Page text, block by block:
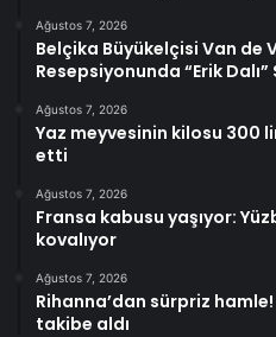
Ağustos 7, 2026
Belçika Büyükelçisi Van de
Resepsiyonunda “Erik
Ağustos 7, 2026
Yaz meyvesinin kilosu 300
etti
Ağustos 7, 2026
Fransa kabusu yaşıyor:
kovalıyor
Ağustos 7, 2026
Rihanna’dan sürpriz hamle!
takibe aldı